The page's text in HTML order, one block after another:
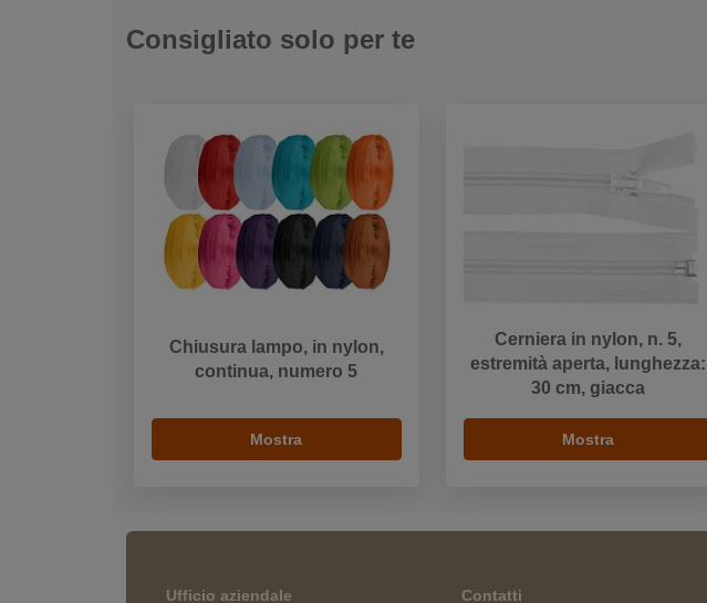
Consigliato solo per te
Chiusura lampo, in nylon,
continua, numero 5
Mostra
Cerniera in nylon, n. 5,
estremità aperta, lunghezza:
30 cm, giacca
Mostra
Ufficio aziendale Contatti